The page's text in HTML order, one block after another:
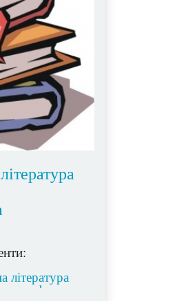
література